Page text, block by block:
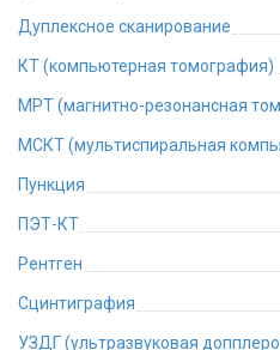
Дуплексное сканирование
КТ (компьютерная томография)
МРТ (магнитно-резонансная
МСКТ (мультиспиральная
Пункция
ПЭТ-КТ
Рентген
Сцинтиграфия
УЗДГ (ультразвуковая